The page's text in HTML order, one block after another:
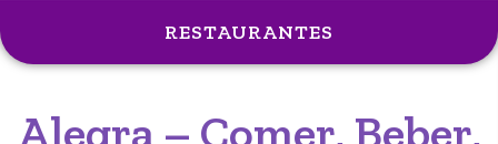
RESTAURANTES
Alegra – Comer, Beber,